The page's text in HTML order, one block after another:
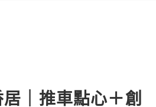
｜推車點心＋創